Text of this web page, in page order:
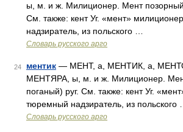
ы, м. и ж. Милиционер. Мент позорный
См. также: кент Уг. «мент»
надзиратель, из польского …
Словарь русского арго
24 ментик — МЕНТ, а, МЕНТИК, а,
МЕНТЯРА, ы, м. и ж. Милиционер.
поганый) руг. См. также: кент Уг.
тюремный надзиратель, из польского …
Словарь русского арго